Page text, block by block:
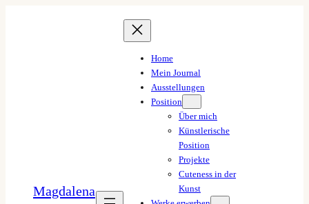
Magdalena
Home
Mein Journal
Ausstellungen
Position
Über mich
Künstlerische
Position
Projekte
Cuteness in der
Kunst